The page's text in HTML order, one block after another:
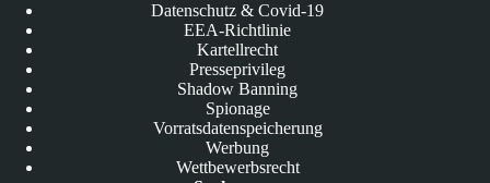
Datenschutz & Covid-19
EEA-Richtlinie
Kartellrecht
Presseprivileg
Shadow Banning
Spionage
Vorratsdatenspeicherung
Werbung
Wettbewerbsrecht